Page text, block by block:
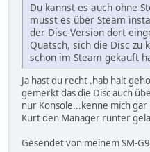
Du kannst es auch ohne
musst es über Steam
der Disc-Version dort
Quatsch, sich die Disc zu
schon im Steam gekauft
Ja hast du recht .hab halt
gemerkt das die Disc auch
nur Konsole...kenne mich
Kurt den Manager runter
Gesendet von meinem SM-